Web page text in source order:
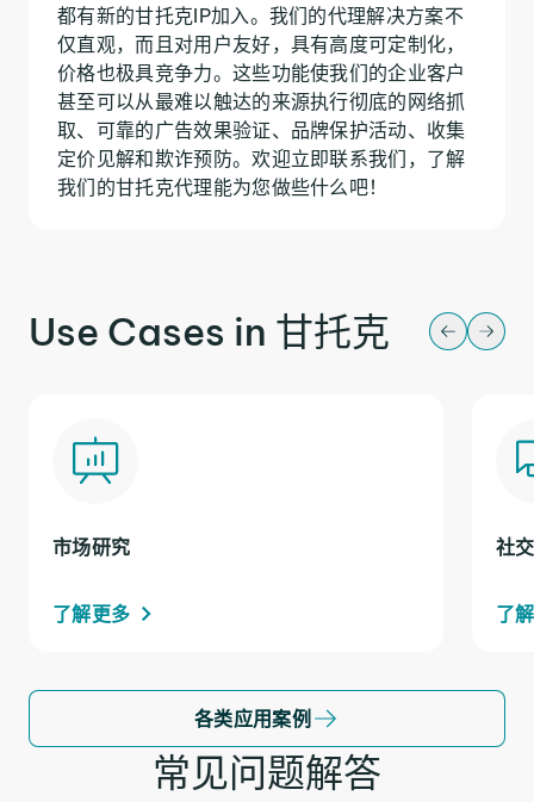
都有新的甘托克IP加入。我们的代理解决方案不
仅直观，而且对用户友好，具有高度可定制化，
价格也极具竞争力。这些功能使我们的企业客户
甚至可以从最难以触达的来源执行彻底的网络抓
取、可靠的广告效果验证、品牌保护活动、收集
定价见解和欺诈预防。欢迎立即联系我们，了解
我们的甘托克代理能为您做些什么吧！
Use Cases in 甘托克
市场研究
了解更多
社
了
各类应用案例
常见问题解答